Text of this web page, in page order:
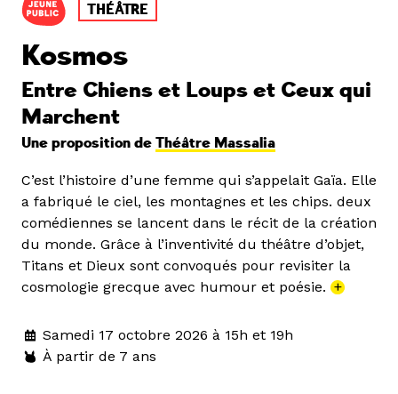
THÉÂTRE
Kosmos
Entre Chiens et Loups et Ceux qui
Marchent
Une proposition de Théâtre Massalia
C’est l’histoire d’une femme qui s’appelait Gaïa. Elle
a fabriqué le ciel, les montagnes et les chips. deux
comédiennes se lancent dans le récit de la création
du monde. Grâce à l’inventivité du théâtre d’objet,
Titans et Dieux sont convoqués pour revisiter la
cosmologie grecque avec humour et poésie. +
Samedi 17 octobre 2026 à 15h et 19h
À partir de 7 ans